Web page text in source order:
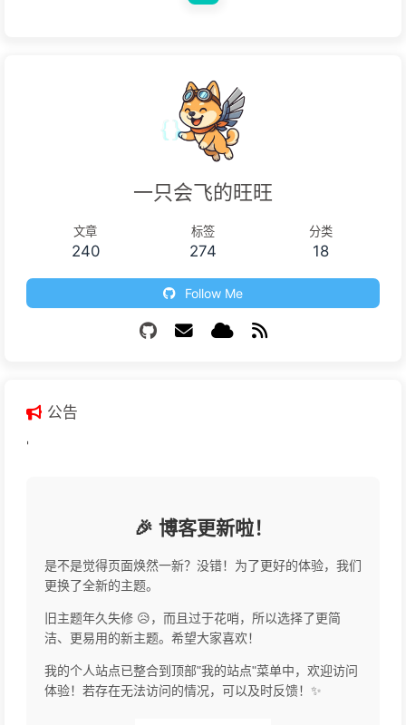
一只会飞的旺旺
文章
240
标签
274
分类
18
Follow Me
公告
'
🎉 博客更新啦！
是不是觉得页面焕然一新？没错！为了更好的体验，我们
更换了全新的主题。
旧主题年久失修 😥，而且过于花哨，所以选择了更简
洁、更易用的新主题。希望大家喜欢！
我的个人站点已整合到顶部"我的站点"菜单中，欢迎访问
体验！若存在无法访问的情况，可以及时反馈！✨